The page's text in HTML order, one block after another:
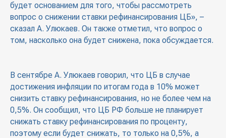
будет основанием для того, чтобы рассмотреть
вопрос о снижении ставки рефинансирования ЦБ», –
сказал А. Улюкаев. Он также отметил, что вопрос о
том, насколько она будет снижена, пока обсуждается.
В сентябре А. Улюкаев говорил, что ЦБ в случае
достижения инфляции по итогам года в 10% может
снизить ставку рефинансирования, но не более чем на
0,5%. Он сообщил, что ЦБ РФ больше не планирует
снижать ставку рефинансирования по проценту,
поэтому если будет снижать, то только на 0,5%, а